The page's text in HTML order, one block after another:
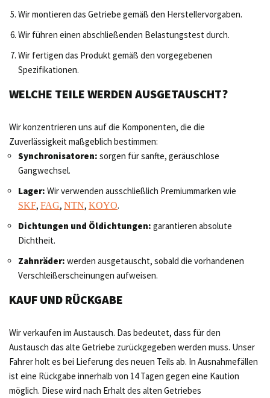
Wir montieren das Getriebe gemäß den Herstellervorgaben.
Wir führen einen abschließenden Belastungstest durch.
Wir fertigen das Produkt gemäß den vorgegebenen
Spezifikationen.
WELCHE TEILE WERDEN AUSGETAUSCHT?
Wir konzentrieren uns auf die Komponenten, die die
Zuverlässigkeit maßgeblich bestimmen:
Synchronisatoren: sorgen für sanfte, geräuschlose
Gangwechsel.
Lager: Wir verwenden ausschließlich Premiummarken wie
SKF, FAG, NTN, KOYO.
Dichtungen und Öldichtungen: garantieren absolute
Dichtheit.
Zahnräder: werden ausgetauscht, sobald die vorhandenen
Verschleißerscheinungen aufweisen.
KAUF UND RÜCKGABE
Wir verkaufen im Austausch. Das bedeutet, dass für den
Austausch das alte Getriebe zurückgegeben werden muss. Unser
Fahrer holt es bei Lieferung des neuen Teils ab. In Ausnahmefällen
ist eine Rückgabe innerhalb von 14 Tagen gegen eine Kaution
möglich. Diese wird nach Erhalt des alten Getriebes